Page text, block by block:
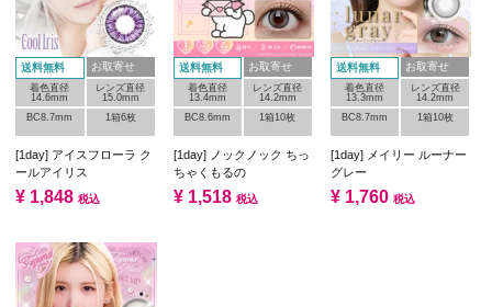
送料無料 お取寄せ
着色直径
14.6mm
レンズ直径
15.0mm
BC8.7mm
1箱6枚
[1day] アイスフローラ ク
ールアイリス
¥ 1,848 税込
送料無料 お取寄せ
着色直径
13.4mm
レンズ直径
14.2mm
BC8.6mm
1箱10枚
[1day] ノックノック ちっ
ちゃくもるの
¥ 1,518 税込
送料無料 お取寄せ
着色直径
13.3mm
レンズ直径
14.2mm
BC8.7mm
1箱10枚
[1day] メイリー ルーナー
グレー
¥ 1,760 税込